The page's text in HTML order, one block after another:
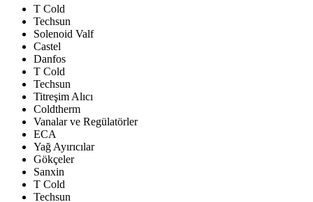
T Cold
Techsun
Solenoid Valf
Castel
Danfos
T Cold
Techsun
Titreşim Alıcı
Coldtherm
Vanalar ve Regülatörler
ECA
Yağ Ayırıcılar
Gökçeler
Sanxin
T Cold
Techsun